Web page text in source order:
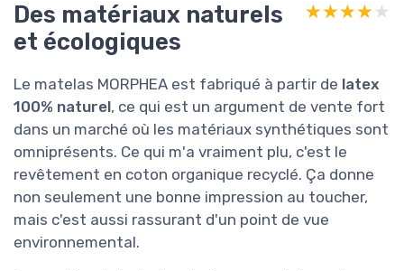
Des matériaux naturels
et écologiques
★★★★★
★★★★★
Le matelas MORPHEA est fabriqué à partir de latex
100% naturel, ce qui est un argument de vente fort
dans un marché où les matériaux synthétiques sont
omniprésents. Ce qui m'a vraiment plu, c'est le
revêtement en coton organique recyclé. Ça donne
non seulement une bonne impression au toucher,
mais c'est aussi rassurant d'un point de vue
environnemental.